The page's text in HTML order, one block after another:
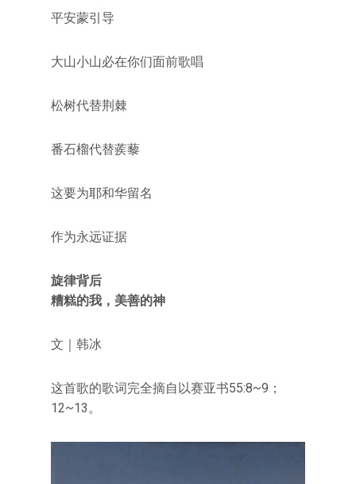
平安蒙引导
大山小山必在你们面前歌唱
松树代替荆棘
番石榴代替蒺藜
这要为耶和华留名
作为永远证据
旋律背后
糟糕的我，美善的神
文｜韩冰
这首歌的歌词完全摘自以赛亚书55:8~9；
12~13。